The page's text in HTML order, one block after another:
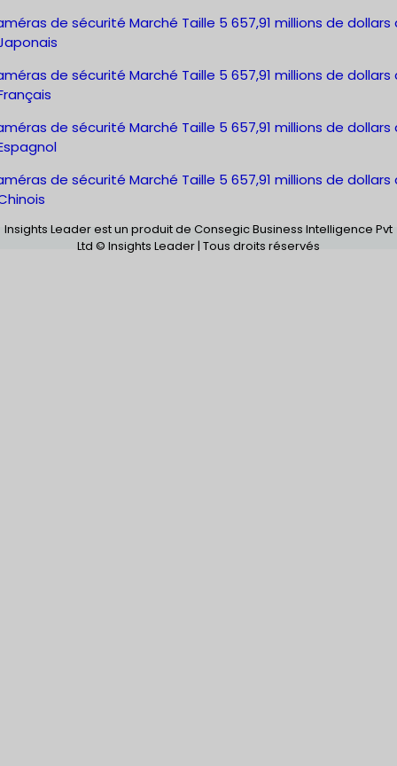
de sécurité Marché Taille 5 657,91 millions de dollars
de sécurité Marché Taille 5 657,91 millions de dollars
de sécurité Marché Taille 5 657,91 millions de dollars
de sécurité Marché Taille 5 657,91 millions de dollars
Insights Leader est un produit de Consegic Business Intelligence Pvt
Ltd © Insights Leader | Tous droits réservés